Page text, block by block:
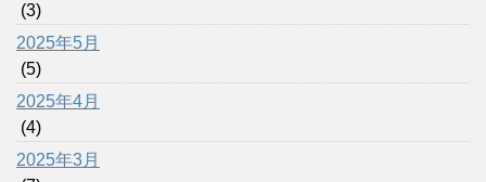
(3)
2025年5月
(5)
2025年4月
(4)
2025年3月